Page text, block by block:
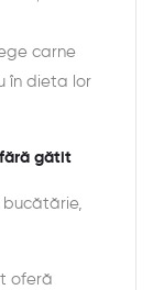
carne
în dieta lor
gătit
bucătărie,
oferă